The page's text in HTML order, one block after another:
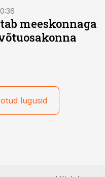
ning stabiilsema
arendusjuht Karl
meeskonnaga
lugusid